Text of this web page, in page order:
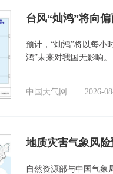
台风“灿鸿”将向
预计，“灿鸿”将以每小
鸿”未来对我国无影响。
中国天气网 2026-
地质灾害气象风
自然资源部与中国气象